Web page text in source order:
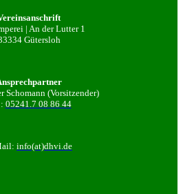
| An der Lutter 1
Gütersloh
Schomann (Vorsitzender)
05241.7 08 86 44
info(at)dhvi.de